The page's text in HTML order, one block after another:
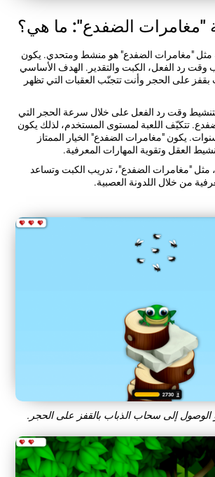
"مغامرات الضفدع": ما هي؟
مثل "مغامرات الضفدع" هو منشط ومتحدي. يكون
وقت رد الفعل، الكبت والتقدير. الهدف الأساسي
بقفز على الحجر وأنت تتجنّب العقبات التي تظهر
وقت رد الفعل على خلال سرعة الحجر التي
تتكيّف اللعبة لمستوى المستخدم، لذلك يكون
للجميع من 7 سنوات. يكون "مغامرات الضفدع" الخيار الممتاز
العقل وتقوية المهارات المعرفية.
مثل "مغامرات الضفدع"، تدريب الكبت وتساعد
من خلال اللدونة العصبية.
إلى سحاب الذباب بالقفز على الحجر.